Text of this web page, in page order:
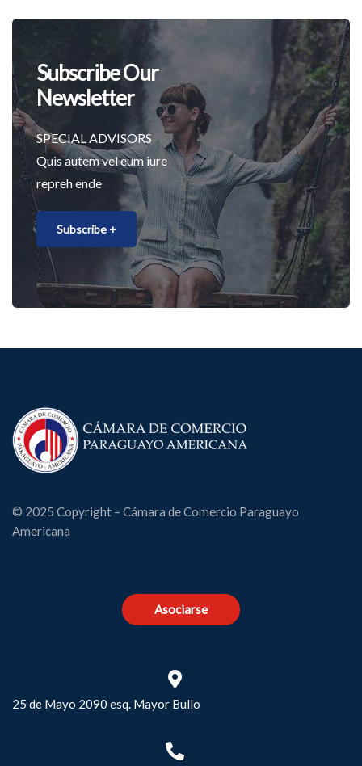
Subscribe Our
Newsletter
SPECIAL ADVISORS
Quis autem vel eum iure
repreh ende
Subscribe +
© 2025 Copyright – Cámara de Comercio Paraguayo
Americana
Asociarse
25 de Mayo 2090 esq. Mayor Bullo